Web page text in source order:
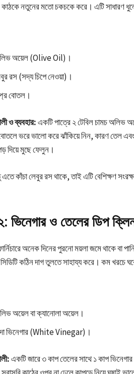
নতুনের মতো চকচকে করে। এটি সাধারণ
অয়েল (Olive Oil)।
রস (সদ্য চিপে নেওয়া)।
বোতল।
ও ব্যবহার:একটি পাত্রে ২ টেবিল চামচ অলিভ
ভরে ভালো করে ঝাঁকিয়ে নিন, কারণ তেল
দিয়ে মুছে ফেলুন।
কাঁচা লেবুর রস থাকে, তাই এটি বেশিক্ষণ
ভিনেগার ও তেলের ডিপ
অনেক দিনের পুরনো ময়লা জমে থাকে বা
কঠিন দাগ তুলতে সাহায্য করে। কম খরচে
অয়েল বা ক্যানোলা অয়েল।
ভিনেগার (White Vinegar)।
একটি জারে ৩ কাপ তেলের সাথে ১ কাপ